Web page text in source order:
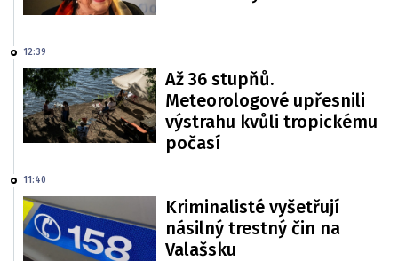
12:39
Až 36 stupňů.
Meteorologové upřesnili
výstrahu kvůli tropickému
počasí
11:40
Kriminalisté vyšetřují
násilný trestný čin na
Valašsku